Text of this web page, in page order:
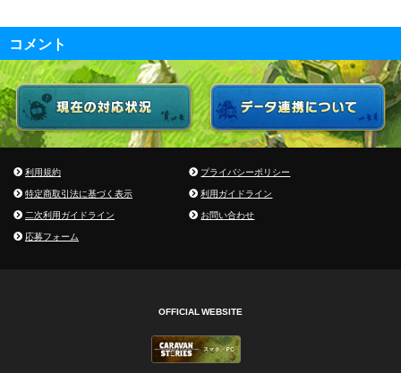
コメント
利用規約
プライバシーポリシー
特定商取引法に基づく表示
利用ガイドライン
二次利用ガイドライン
お問い合わせ
応募フォーム
OFFICIAL WEBSITE